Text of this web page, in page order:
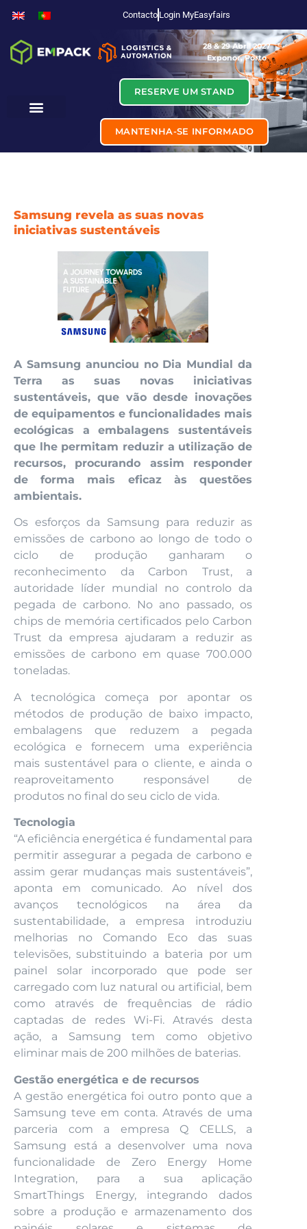
Contacto Login MyEasyfairs
28 & 29 Abril 2027
Exponor, Porto
RESERVE UM STAND
MANTENHA-SE INFORMADO
Samsung revela as suas novas
iniciativas sustentáveis
A Samsung anunciou no Dia Mundial da
Terra as suas novas iniciativas
sustentáveis, que vão desde inovações
de equipamentos e funcionalidades mais
ecológicas a embalagens sustentáveis
que lhe permitam reduzir a utilização de
recursos, procurando assim responder
de forma mais eficaz às questões
ambientais.
Os esforços da Samsung para reduzir as
emissões de carbono ao longo de todo o
ciclo de produção ganharam o
reconhecimento da Carbon Trust, a
autoridade líder mundial no controlo da
pegada de carbono. No ano passado, os
chips de memória certificados pelo Carbon
Trust da empresa ajudaram a reduzir as
emissões de carbono em quase 700.000
toneladas.
A tecnológica começa por apontar os
métodos de produção de baixo impacto,
embalagens que reduzem a pegada
ecológica e fornecem uma experiência
mais sustentável para o cliente, e ainda o
reaproveitamento responsável de
produtos no final do seu ciclo de vida.
Tecnologia
“A eficiência energética é fundamental para
permitir assegurar a pegada de carbono e
assim gerar mudanças mais sustentáveis”,
aponta em comunicado. Ao nível dos
avanços tecnológicos na área da
sustentabilidade, a empresa introduziu
melhorias no Comando Eco das suas
televisões, substituindo a bateria por um
painel solar incorporado que pode ser
carregado com luz natural ou artificial, bem
como através de frequências de rádio
captadas de redes Wi-Fi. Através desta
ação, a Samsung tem como objetivo
eliminar mais de 200 milhões de baterias.
Gestão energética e de recursos
A gestão energética foi outro ponto que a
Samsung teve em conta. Através de uma
parceria com a empresa Q CELLS, a
Samsung está a desenvolver uma nova
funcionalidade de Zero Energy Home
Integration, para a sua aplicação
SmartThings Energy, integrando dados
sobre a produção e armazenamento dos